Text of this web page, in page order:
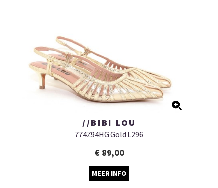
//BIBI LOU
774Z94HG Gold L296
€ 89,00
MEER INFO